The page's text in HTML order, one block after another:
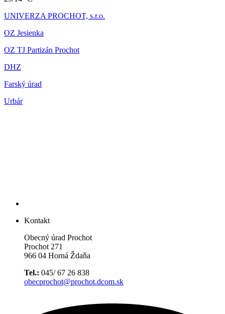
UNIVERZA PROCHOT, s.r.o.
OZ Jesienka
OZ TJ Partizán Prochot
DHZ
Farský úrad
Urbár
Kontakt
Obecný úrad Prochot
Prochot 271
966 04 Horná Ždaňa
Tel.: 045/ 67 26 838
obecprochot@prochot.dcom.sk